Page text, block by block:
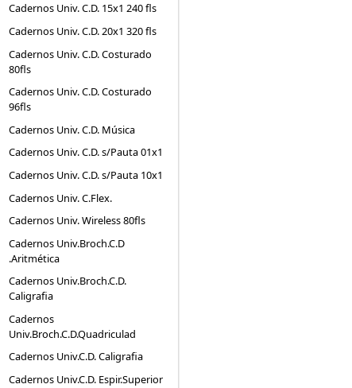
Cadernos Univ. C.D. 15x1 240 fls
Cadernos Univ. C.D. 20x1 320 fls
Cadernos Univ. C.D. Costurado
80fls
Cadernos Univ. C.D. Costurado
96fls
Cadernos Univ. C.D. Música
Cadernos Univ. C.D. s/Pauta 01x1
Cadernos Univ. C.D. s/Pauta 10x1
Cadernos Univ. C.Flex.
Cadernos Univ. Wireless 80fls
Cadernos Univ.Broch.C.D
.Aritmética
Cadernos Univ.Broch.C.D.
Caligrafia
Cadernos
Univ.Broch.C.D.Quadriculad
Cadernos Univ.C.D. Caligrafia
Cadernos Univ.C.D. Espir.Superior